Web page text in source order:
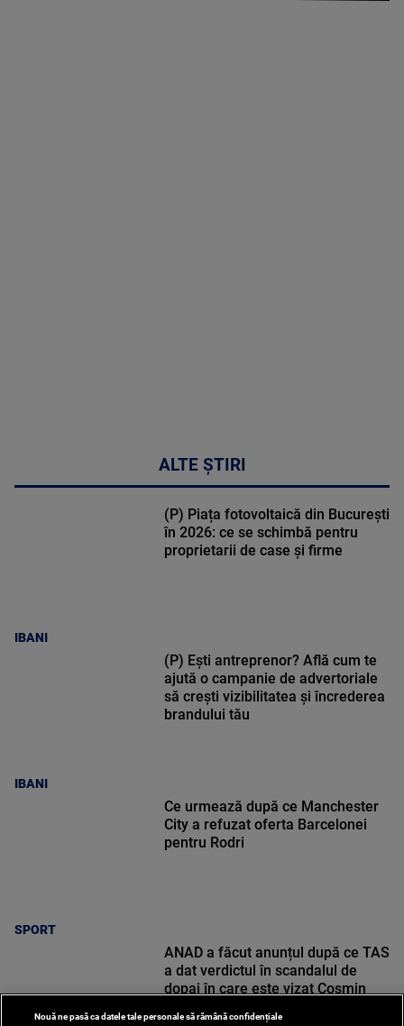
ALTE ȘTIRI
IBANI
(P) Piața fotovoltaică din București
în 2026: ce se schimbă pentru
proprietarii de case și firme
IBANI
(P) Ești antreprenor? Află cum te
ajută o campanie de advertoriale
să crești vizibilitatea și încrederea
brandului tău
SPORT
Ce urmează după ce Manchester
City a refuzat oferta Barcelonei
pentru Rodri
ANAD a făcut anunțul după ce TAS
a dat verdictul în scandalul de
dopaj în care este vizat Cosmin
Nouă ne pasă ca datele tale personale să rămână confidențiale